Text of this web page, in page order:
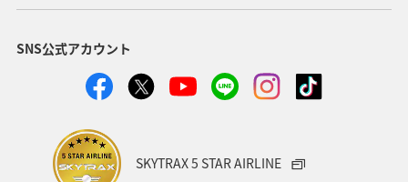
復路出発日および時間帯
日付を選択
SNS公式アカウント
SKYTRAX 5 STAR AIRLINE